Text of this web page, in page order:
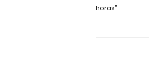
horas”.